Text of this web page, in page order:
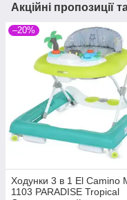
Акційні пропозиції
–20%
Ходунки 3 в 1 El Camino
1103 PARADISE Tropical